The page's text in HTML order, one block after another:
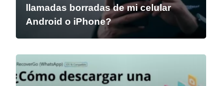
llamadas borradas de mi celular
Android o iPhone?